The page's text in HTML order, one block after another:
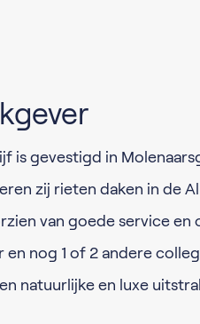
is gevestigd in
zij rieten daken in de
van goede service
en nog 1 of 2 andere
natuurlijke en luxe